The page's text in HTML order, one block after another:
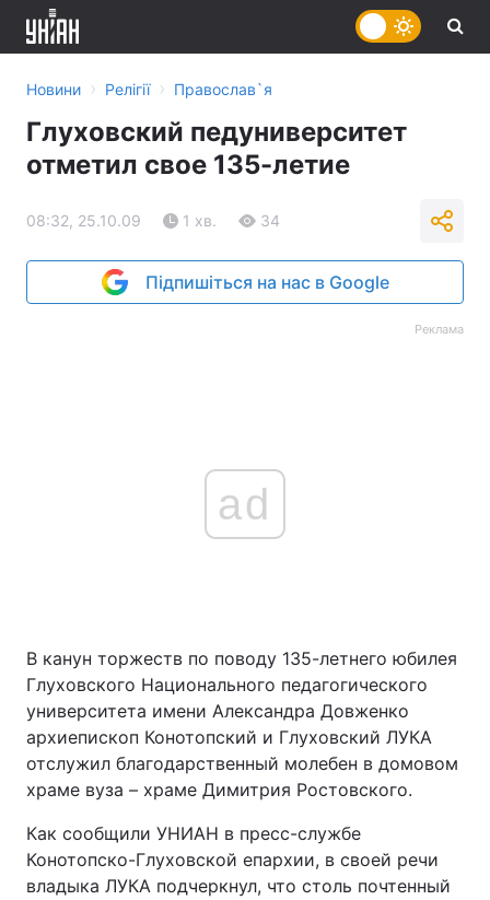
Новини › Релігії › Православ`я
Глуховский педуниверситет
отметил свое 135-летие
08:32, 25.10.09 1 хв. 34
Підпишіться на нас в Google
Реклама
ad
В канун торжеств по поводу 135-летнего юбилея
Глуховского Национального педагогического
университета имени Александра Довженко
архиепископ Конотопский и Глуховский ЛУКА
отслужил благодарственный молебен в домовом
храме вуза – храме Димитрия Ростовского.
Как сообщили УНИАН в пресс-службе
Конотопско-Глуховской епархии, в своей речи
владыка ЛУКА подчеркнул, что столь почтенный